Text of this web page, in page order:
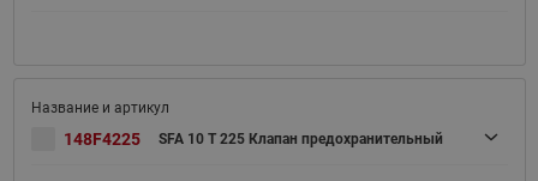
148F4225 SFA 10 T 225 Клапан предохранительный